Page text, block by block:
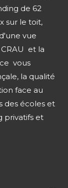
de 62
sur le toit,
vue
et la
vous
la qualité
face au
des écoles et
privatifs et